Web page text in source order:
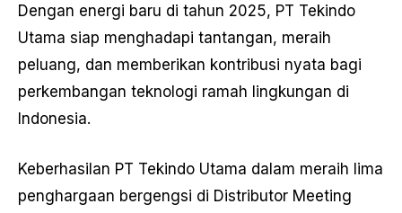
Dengan energi baru di tahun 2025, PT Tekindo
Utama siap menghadapi tantangan, meraih
peluang, dan memberikan kontribusi nyata bagi
perkembangan teknologi ramah lingkungan di
Indonesia.
Keberhasilan PT Tekindo Utama dalam meraih lima
penghargaan bergengsi di Distributor Meeting